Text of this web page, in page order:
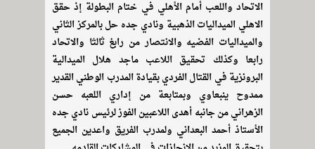
الاتحاد واللعب أمام الأهلي في ختام البطولة إذ حقق
الاهلي الميداليات الذهبية ونادي جده حل بالمركز الثاني
والميداليات الفضيه والانتصار من رابغ ثالثا والاتحاد
رابعا وكذلك تحقيق اللاعب ماجد هلال الميدالية
البرونزية في القتال الفردي بقيادة المدرب الوطني القدير
ممدوح ينبعاوي وبمتابعة من إداري اللعبه حسن
الزهراني من جانبه أهدى اللاعبين الفوز لرئيس نادي جده
الأستاذ أحمد البعداني ولمدرب الفريق واعدين الجميع